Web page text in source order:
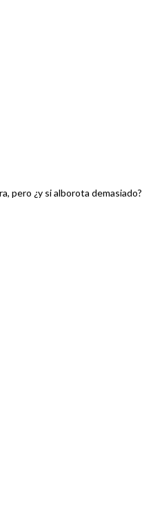
pero ¿y si alborota demasiado?